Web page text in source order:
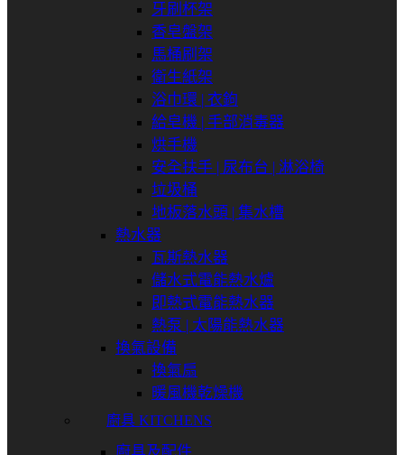
牙刷杯架
香皂盤架
馬桶刷架
衛生紙架
浴巾環 | 衣鉤
給皂機 | 手部消毒器
烘手機
安全扶手 | 尿布台 | 淋浴椅
垃圾桶
地板落水頭 | 集水槽
熱水器
瓦斯熱水器
儲水式電能熱水爐
即熱式電能熱水器
熱泵 | 太陽能熱水器
換氣設備
換氣扇
暖風機乾燥機
廚具 KITCHENS